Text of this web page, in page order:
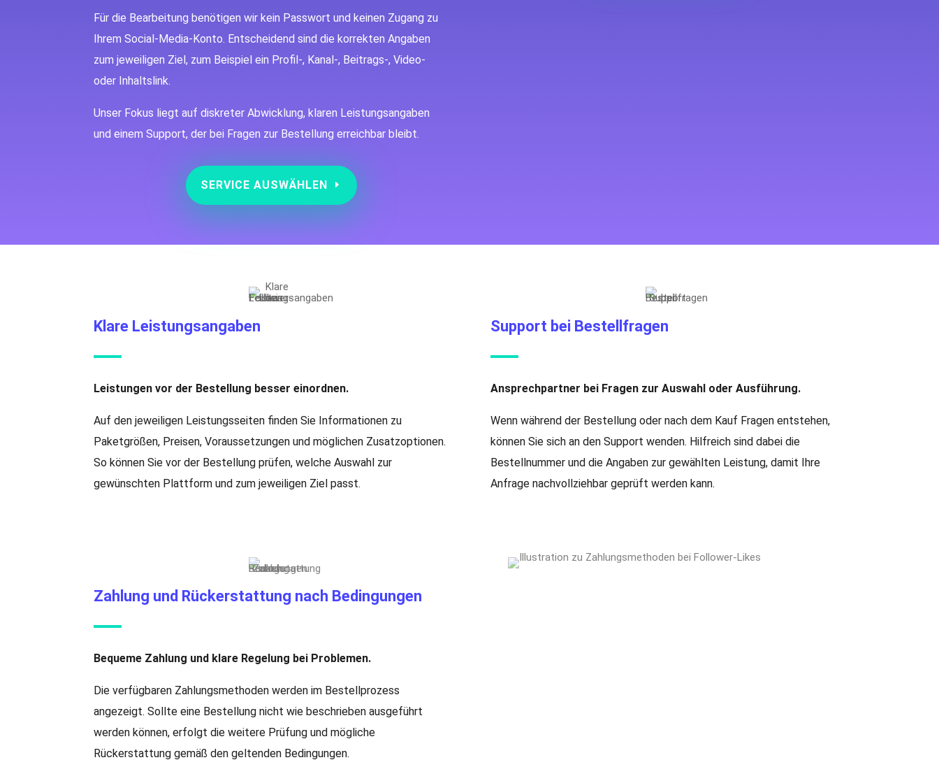
Für die Bearbeitung benötigen wir kein Passwort und keinen Zugang zu
Ihrem Social-Media-Konto. Entscheidend sind die korrekten Angaben
zum jeweiligen Ziel, zum Beispiel ein Profil-, Kanal-, Beitrags-, Video-
oder Inhaltslink.
Unser Fokus liegt auf diskreter Abwicklung, klaren Leistungsangaben
und einem Support, der bei Fragen zur Bestellung erreichbar bleibt.
SERVICE AUSWÄHLEN
Klare Leistungsangaben
Leistungen vor der Bestellung besser einordnen.
Auf den jeweiligen Leistungsseiten finden Sie Informationen zu
Paketgrößen, Preisen, Voraussetzungen und möglichen Zusatzoptionen.
So können Sie vor der Bestellung prüfen, welche Auswahl zur
gewünschten Plattform und zum jeweiligen Ziel passt.
Support bei Bestellfragen
Ansprechpartner bei Fragen zur Auswahl oder Ausführung.
Wenn während der Bestellung oder nach dem Kauf Fragen entstehen,
können Sie sich an den Support wenden. Hilfreich sind dabei die
Bestellnummer und die Angaben zur gewählten Leistung, damit Ihre
Anfrage nachvollziehbar geprüft werden kann.
Zahlung und Rückerstattung nach Bedingungen
Bequeme Zahlung und klare Regelung bei Problemen.
Die verfügbaren Zahlungsmethoden werden im Bestellprozess
angezeigt. Sollte eine Bestellung nicht wie beschrieben ausgeführt
werden können, erfolgt die weitere Prüfung und mögliche
Rückerstattung gemäß den geltenden Bedingungen.